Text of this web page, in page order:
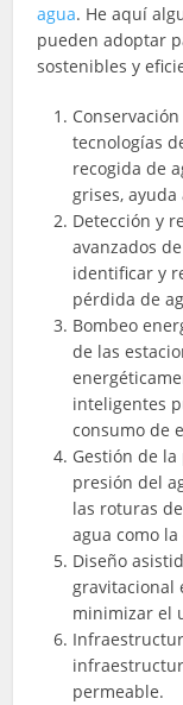
agua. He aquí
pueden adoptar
sostenibles y
tecnologías
recogida de
grises,
Detección y
avanzados
identificar y
pérdida de
Bombeo
de las
inteligentes
consumo de
Gestión de
presión del
las roturas
agua como
Diseño
gravitacional
minimizar el
permeable.